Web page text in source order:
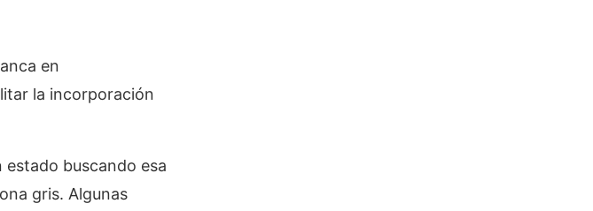
en
la incorporación
estado buscando esa
gris. Algunas